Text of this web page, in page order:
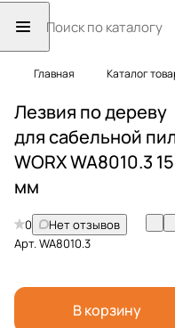
Главная Каталог
Лезвия по дереву
для сабельной
WORX WA8010.3
мм
0
Нет отзывов
Арт.WA8010.3
В корзину